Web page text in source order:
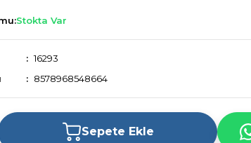
Stokta Var
16293
8578968548664
Sepete Ekle